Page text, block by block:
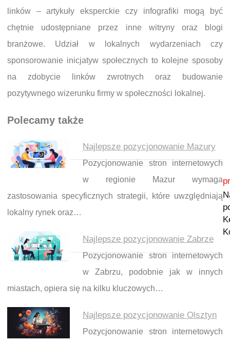
linków – artykuły eksperckie czy infografiki mogą być
chętnie udostępniane przez inne witryny oraz blogi
branżowe. Udział w lokalnych wydarzeniach czy
sponsorowanie inicjatyw społecznych to kolejne sposoby
na zdobycie linków zwrotnych oraz budowanie
pozytywnego wizerunku firmy w społeczności lokalnej.
Polecamy także
Najlepsze pozycjonowanie Mazury
Pozycjonowanie stron internetowych
w regionie Mazur wymaga
zastosowania specyficznych strategii, które uwzględniają
lokalny rynek oraz…
Najlepsze pozycjonowanie Zabrze
Pozycjonowanie stron internetowych
w Zabrzu, podobnie jak w innych
miastach, opiera się na kilku kluczowych…
Najlepsze pozycjonowanie Olsztyn
Pozycjonowanie stron internetowych
Nawigacja wpisu